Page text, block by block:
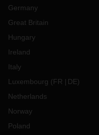
Germany
Great Britain
Hungary
Ireland
Italy
Luxembourg (FR DE)
Netherlands
Norway
Poland